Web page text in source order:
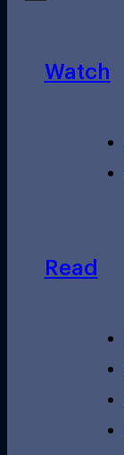
Watch
Read